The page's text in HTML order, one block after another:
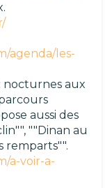
agenda/les-
nocturnes aux
aussi des
""Dinan au
remparts"".
a-voir-a-